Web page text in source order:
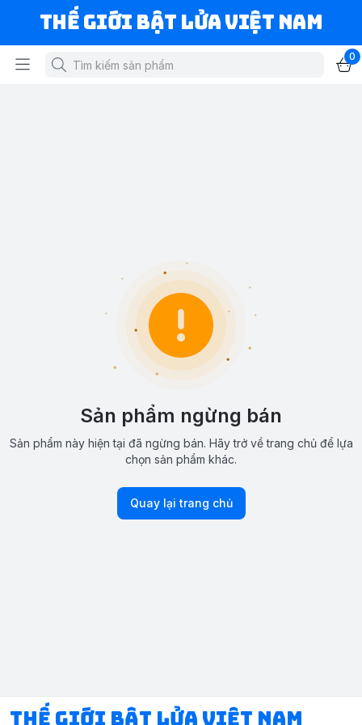
Thế Giới Bật Lửa Việt Nam
0
Sản phẩm ngừng bán
Sản phẩm này hiện tại đã ngừng bán. Hãy trở về trang chủ để lựa
chọn sản phẩm khác.
Quay lại trang chủ
Thế Giới Bật Lửa Việt Nam